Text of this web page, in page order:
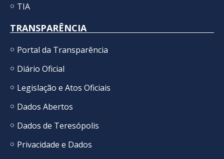
TIA
TRANSPARÊNCIA
Portal da Transparência
Diário Oficial
Legislação e Atos Oficiais
Dados Abertos
Dados de Teresópolis
Privacidade e Dados